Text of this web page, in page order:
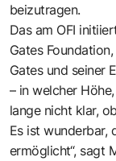
beizutragen.
Das am OFI
Gates
Gates und seiner
– in welcher
lange nicht klar,
Es ist wunderbar,
ermöglicht“, sagt